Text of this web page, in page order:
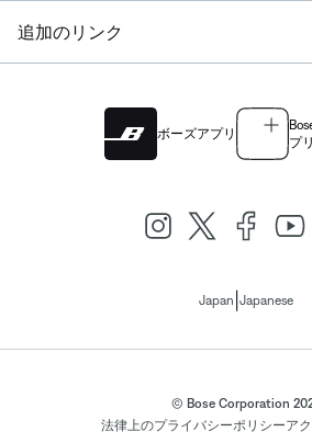
追加のリンク
ボーズアプリ
プリ
Japan Japanese
© Bose Corporation
法律上のプライバシーポリシーア